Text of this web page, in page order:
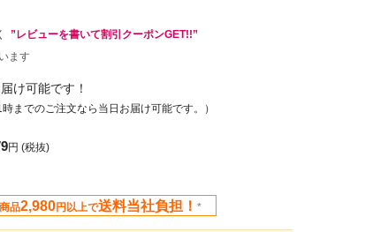
”レビューを書いて割引クーポンGET!!”
ます
け可能です！
までのご注文なら当日お届け可能です。）
円 (税抜)
品2,980円以上で送料当社負担！ *